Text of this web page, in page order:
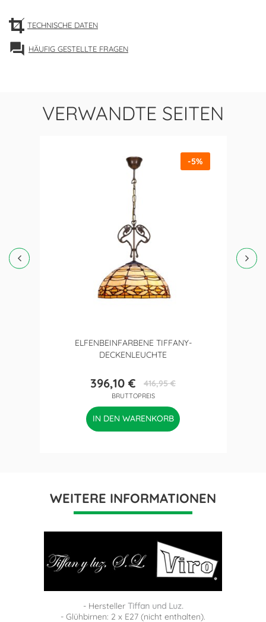
TECHNISCHE DATEN
forum HÄUFIG GESTELLTE FRAGEN
VERWANDTE SEITEN
ELFENBEINFARBENE TIFFANY-
DECKENLEUCHTE
Preis
396,10 €Verkaufspreis
416,95 €
BRUTTOPREIS
-5%
IN DEN WARENKORB
WEITERE INFORMATIONEN
- Hersteller Tiffan und Luz.
- Glühbirnen: 2 x E27 (nicht enthalten).